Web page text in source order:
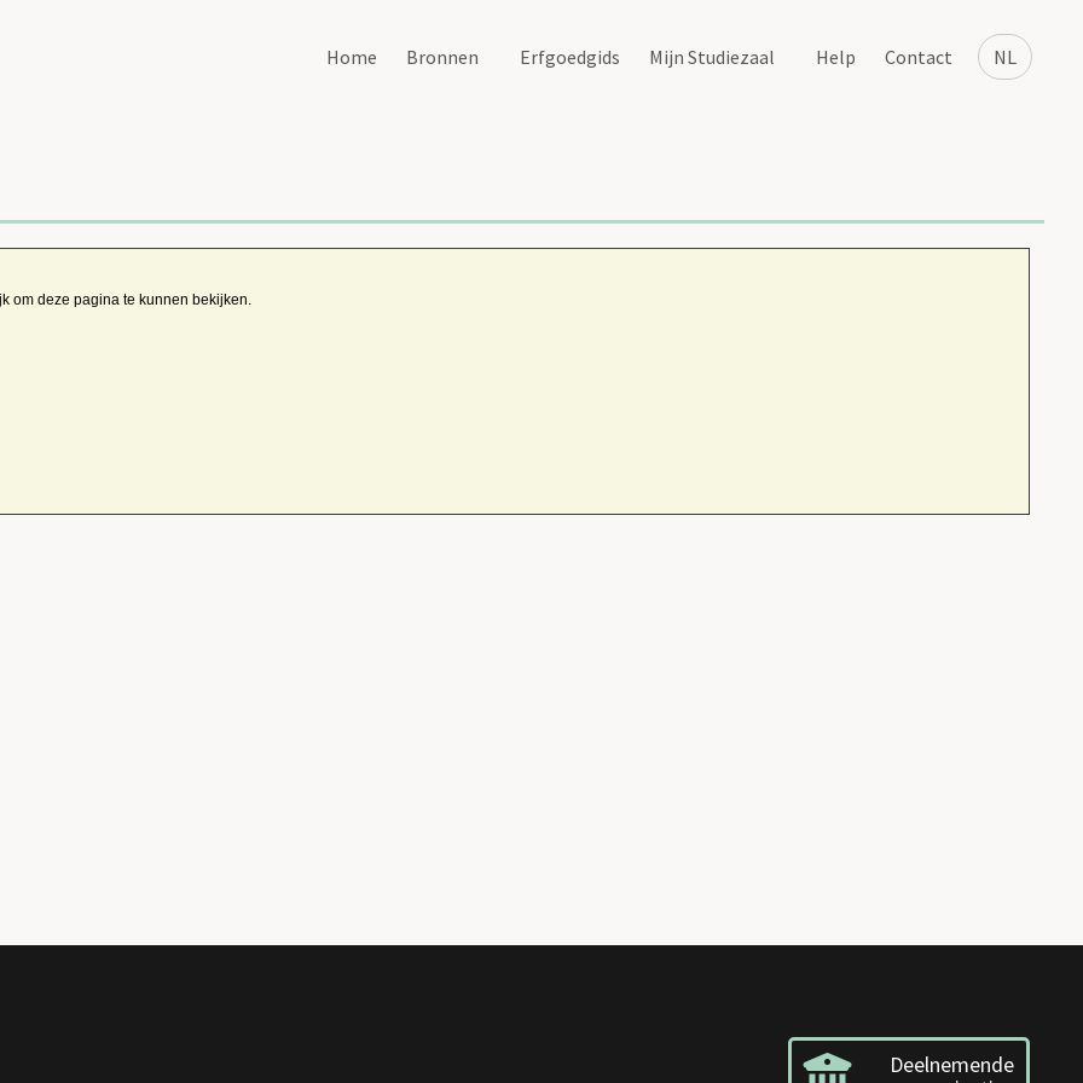
NL
Home Bronnen Erfgoedgids Mijn Studiezaal Help Contact
om deze pagina te kunnen bekijken.
Deelnemende